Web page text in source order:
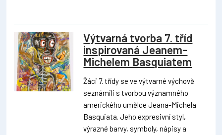
Výtvarná tvorba 7. tříd
inspirovaná Jeanem-
Michelem Basquiatem
Žáci 7. třídy se ve výtvarné výchově
seznámili s tvorbou významného
amerického umělce Jeana-Michela
Basquiata. Jeho expresivní styl,
výrazné barvy, symboly, nápisy a